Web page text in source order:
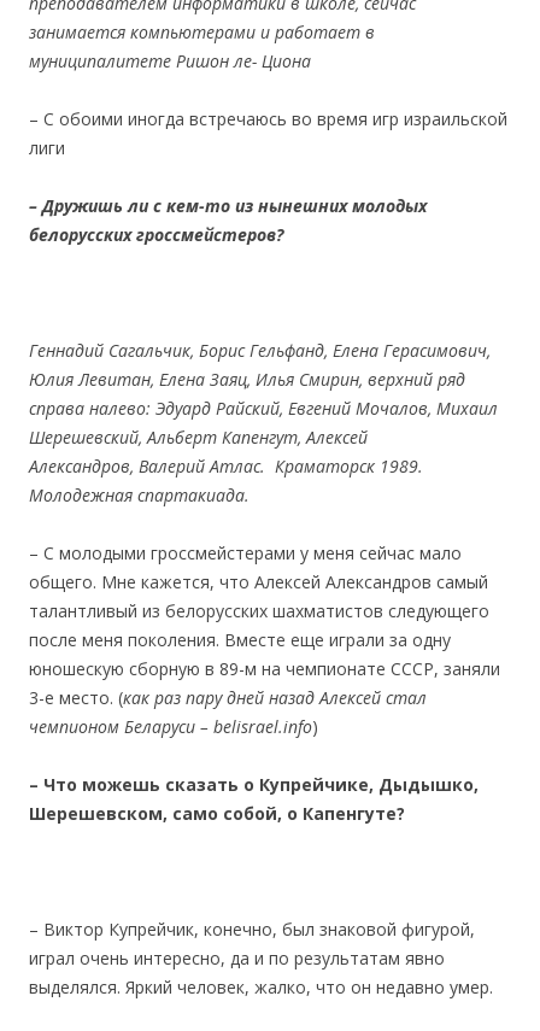
занимается компьютерами и работает в
муниципалитете Ришон ле- Циона
– С обоими иногда встречаюсь во время игр израильской
лиги
– Дружишь ли с кем-то из нынешних молодых
белорусских гроссмейстеров?
Геннадий Сагальчик, Борис Гельфанд, Елена Герасимович,
Юлия Левитан, Елена Заяц, Илья Смирин, верхний ряд
справа налево: Эдуард Райский, Евгений Мочалов, Михаил
Шерешевский, Альберт Капенгут, Алексей
Александров, Валерий Атлас. Краматорск 1989.
Молодежная спартакиада.
– С молодыми гроссмейстерами у меня сейчас мало
общего. Мне кажется, что Алексей Александров самый
талантливый из белорусских шахматистов следующего
после меня поколения. Вместе еще играли за одну
юношескую сборную в 89-м на чемпионате СССР, заняли
3-е место. (как раз пару дней назад Алексей стал
чемпионом Беларуси – belisrael.info)
– Что можешь сказать о Купрейчике, Дыдышко,
Шерешевском, само собой, о Капенгуте?
– Виктор Купрейчик, конечно, был знаковой фигурой,
играл очень интересно, да и по результатам явно
выделялся. Яркий человек, жалко, что он недавно умер.